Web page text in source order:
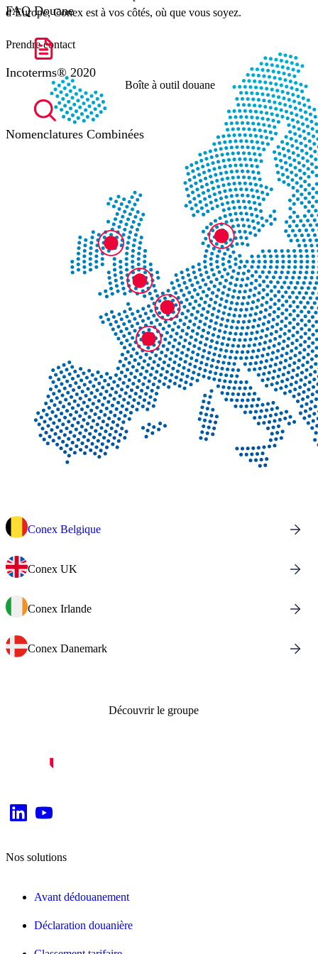
Prendre contact
Boîte à outil douane
d’Europe, Conex est à vos côtés, où que vous soyez.
Conex Belgique
Conex UK
Conex Irlande
Conex Danemark
Découvrir le groupe
FAQ Douane
Incoterms® 2020
Nomenclatures Combinées
Nos solutions
Avant dédouanement
Déclaration douanière